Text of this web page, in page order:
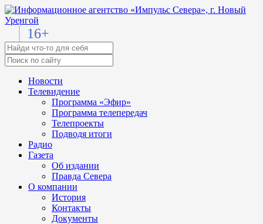
16+
Новости
Телевидение
Программа «Эфир»
Программа телепередач
Телепроекты
Подводя итоги
Радио
Газета
Об издании
Правда Севера
О компании
История
Контакты
Документы